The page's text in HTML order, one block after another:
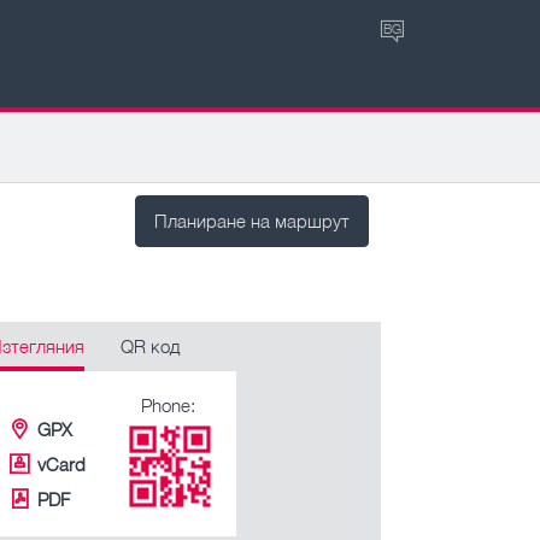
BG
Планиране на маршрут
QR код
GPX
vCard
PDF
Phone: